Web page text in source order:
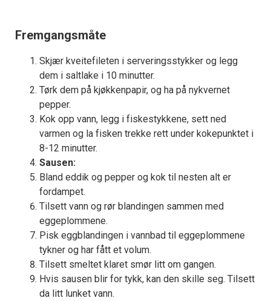
Fremgangsmåte
Skjær kveitefileten i serveringsstykker og legg
dem i saltlake i 10 minutter.
Tørk dem på kjøkkenpapir, og ha på nykvernet
pepper.
Kok opp vann, legg i fiskestykkene, sett ned
varmen og la fisken trekke rett under kokepunktet i
8-12 minutter.
Sausen:
Bland eddik og pepper og kok til nesten alt er
fordampet.
Tilsett vann og rør blandingen sammen med
eggeplommene.
Pisk eggblandingen i vannbad til eggeplommene
tykner og har fått et volum.
Tilsett smeltet klaret smør litt om gangen.
Hvis sausen blir for tykk, kan den skille seg. Tilsett
da litt lunket vann.